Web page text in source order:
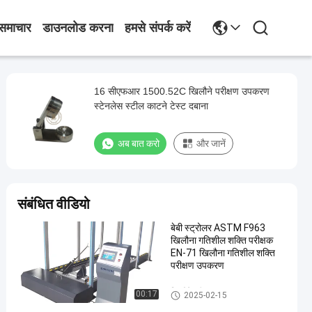
डाउनलोड करना हमसे संपर्क करें
16 सीएफआर 1500.52C खिलौने परीक्षण उपकरण
स्टेनलेस स्टील काटने टेस्ट दबाना
अब बात करो और जानें
संबंधित वीडियो
00:17
बेबी स्ट्रोलर ASTM F963
खिलौना गतिशील शक्ति परीक्षक
EN-71 खिलौना गतिशील शक्ति
परीक्षण उपकरण
खिलौने परीक्षण उपकरण
2025-02-15